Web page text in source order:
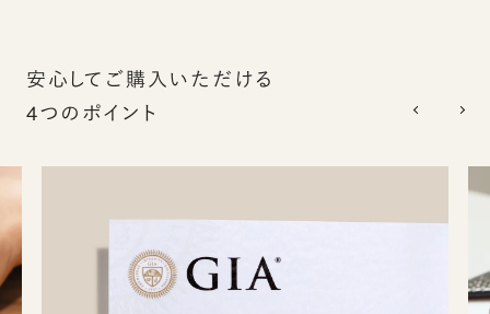
安心してご購入いただける
4つのポイント